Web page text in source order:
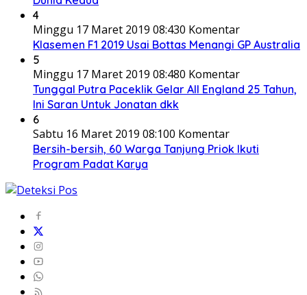
4
Minggu 17 Maret 2019 08:430 Komentar
Klasemen F1 2019 Usai Bottas Menangi GP Australia
5
Minggu 17 Maret 2019 08:480 Komentar
Tunggal Putra Paceklik Gelar All England 25 Tahun,
Ini Saran Untuk Jonatan dkk
6
Sabtu 16 Maret 2019 08:100 Komentar
Bersih-bersih, 60 Warga Tanjung Priok Ikuti
Program Padat Karya